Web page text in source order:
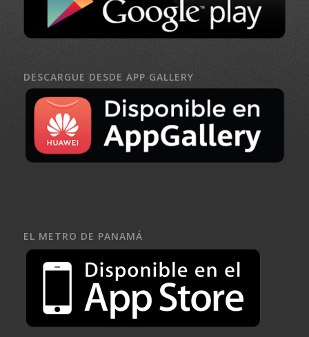
DESCARGUE DESDE APP GALLERY
EL METRO DE PANAMÁ